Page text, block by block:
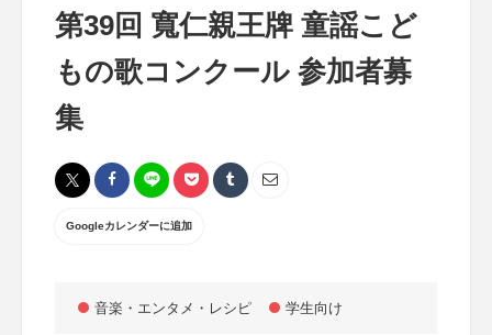
第39回 寬仁親王牌 童謡こど
もの歌コンクール 参加者募
集
Googleカレンダーに追加
音楽・エンタメ・レシピ 学生向け